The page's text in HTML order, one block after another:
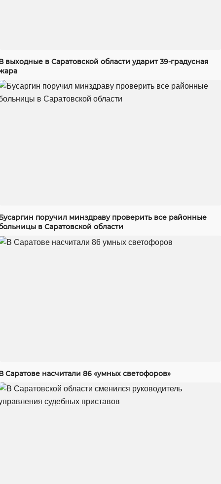
выходные в Саратовской области ударит 39-градусная
поручил минздраву проверить все районные
в Саратовской области
Саратове насчитали 86 «умных светофоров»